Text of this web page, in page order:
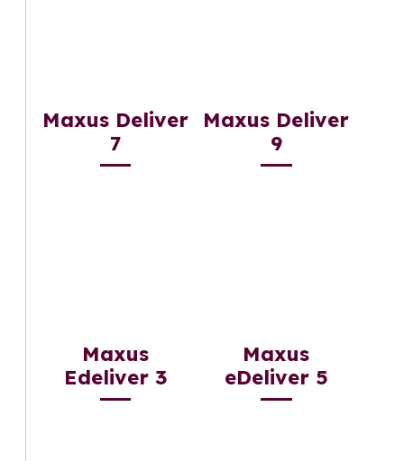
Maxus Deliver
7
Maxus Deliver
9
Maxus
Edeliver 3
Maxus
eDeliver 5